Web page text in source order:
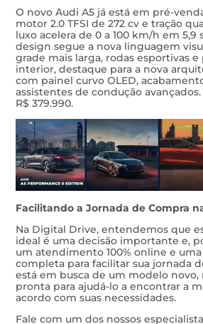
O novo Audi A5 já está em pré-
motor 2.0 TFSI de 272 cv e tração
luxo acelera de 0 a 100 km/h em 5,9
design segue a nova linguagem
grade mais larga, rodas esportivas e
interior, destaque para a nova
com painel curvo OLED,
assistentes de condução
R$ 379.990.
Facilitando a Jornada de Compra
Na Digital Drive, entendemos que
ideal é uma decisão importante e,
um atendimento 100% online e
completa para facilitar sua jornada
está em busca de um modelo novo,
pronta para ajudá-lo a encontrar a
acordo com suas necessidades.
Fale com um dos nossos